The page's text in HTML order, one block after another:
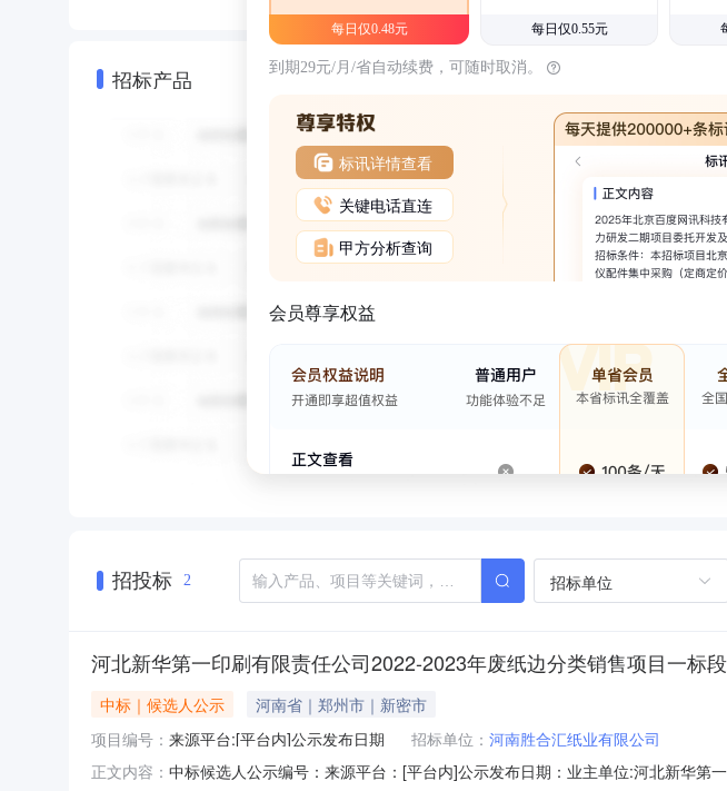
招标产品
每日仅0.48元 每日仅0.55元
到期29元/月/省自动续费，可随时取消。
标讯详情查看
关键电话直连
甲方分析查询
会员尊享权益
招投标 2 招标单位
河北新华第一印刷有限责任公司2022-2023年废纸边分类销售项目一标
中标｜候选人公示
河南省｜郑州市｜新密市
项目编号： 来源平台:[平台内]公示发布日期 招标单位： 河南胜合汇纸业有限公司
正文内容： 中标候选人公示编号：来源平台：[平台内]公示发布日期：业主单位:河北新华